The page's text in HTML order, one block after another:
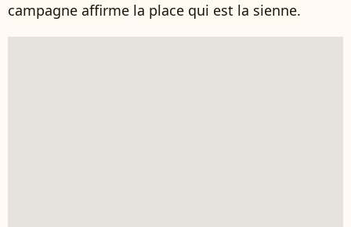
campagne affirme la place qui est la sienne.